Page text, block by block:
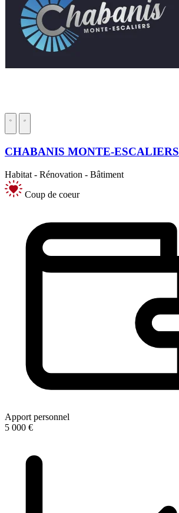
CHABANIS MONTE-ESCALIERS
Habitat - Rénovation - Bâtiment
Coup de coeur
Apport personnel
5 000 €